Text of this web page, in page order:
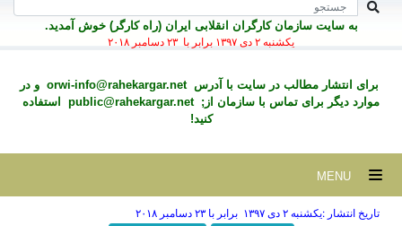
به سايت سازمان کارگران انقلابی ايران (راه کارگر) خوش آمديد.
يكشنبه ۲ دی ۱۳۹۷ برابر با ۲۳ دسامبر ۲۰۱۸
برای انتشار مطالب در سايت با آدرسorwi-info@rahekargar.net و در
موارد ديگر برای تماس با سازمان از;public@rahekargar.net
استفاده
کنید!
تاریخ انتشار :يكشنبه ۲ دی ۱۳۹۷ برابر با ۲۳ دسامبر ۲۰۱۸